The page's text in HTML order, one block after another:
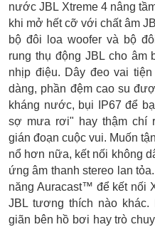
nước JBL Xtreme 4 nâng
khi mở hết cỡ với chất âm
bộ đôi loa woofer và bộ
rung thụ động JBL cho âm
nhịp điệu. Dây đeo vai
dàng, phần đệm cao su
kháng nước, bụi IP67 để
sợ mưa rơi" hay thậm chí
gián đoạn cuộc vui. Muốn
nổ hơn nữa, kết nối không
ứng âm thanh stereo lan
năng Auracast™ để kết nối
JBL tương thích nào
giãn bên hồ bơi hay trò